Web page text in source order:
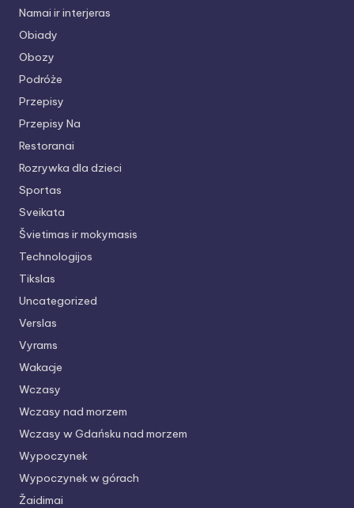
Namai ir interjeras
Obiady
Obozy
Podróże
Przepisy
Przepisy Na
Restoranai
Rozrywka dla dzieci
Sportas
Sveikata
Švietimas ir mokymasis
Technologijos
Tikslas
Uncategorized
Verslas
Vyrams
Wakacje
Wczasy
Wczasy nad morzem
Wczasy w Gdańsku nad morzem
Wypoczynek
Wypoczynek w górach
Žaidimai